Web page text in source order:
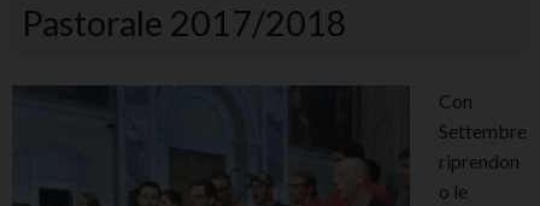
Pastorale 2017/2018
Con
Settembre
riprendon
o le